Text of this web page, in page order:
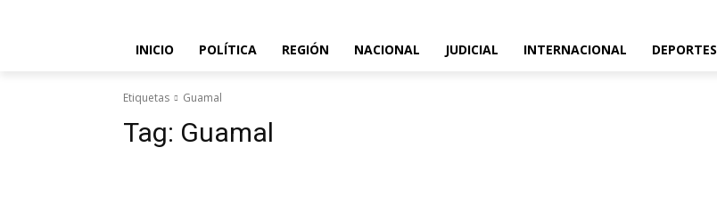
INICIO POLÍTICA REGIÓN NACIONAL JUDICIAL INTERNACIONAL DEPORTES
Etiquetas Guamal
Tag: Guamal